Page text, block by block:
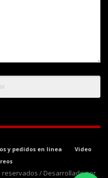
y pedidos en linea
Video
reservados / Desarrollado por